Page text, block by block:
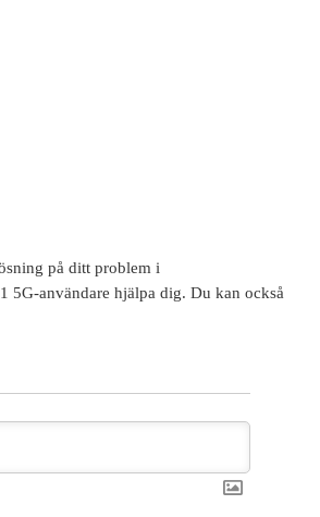
på ditt problem i
5G-användare hjälpa dig. Du kan också